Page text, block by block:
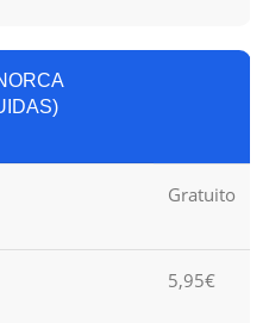
Gratuito
5,95€